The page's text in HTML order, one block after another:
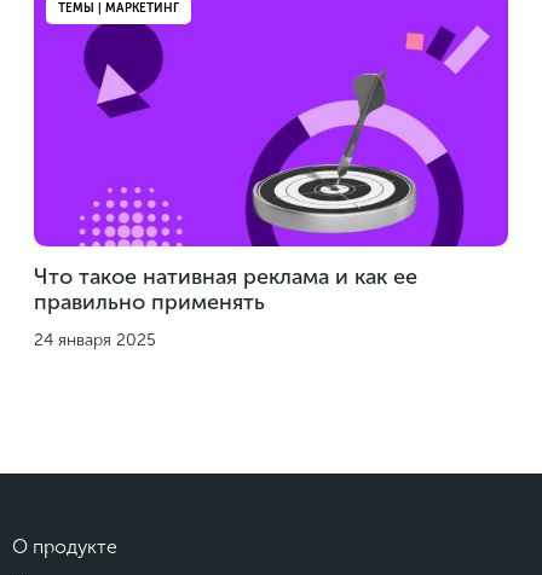
ТЕМЫ | МАРКЕТИНГ
Что такое нативная реклама и как ее
правильно применять
24 января 2025
О продукте